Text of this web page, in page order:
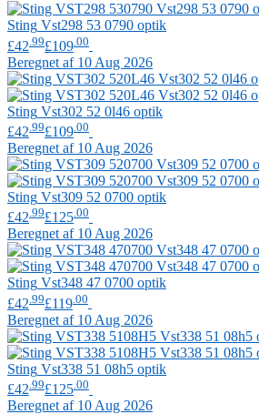
Sting Vst298 53 0790 optik
£42 .99£109 .00
Beregnet af 10 Aug 2026
Sting Vst302 52 0l46 optik
£42 .99£109 .00
Beregnet af 10 Aug 2026
Sting Vst309 52 0700 optik
£42 .99£125 .00
Beregnet af 10 Aug 2026
Sting Vst348 47 0700 optik
£42 .99£119 .00
Beregnet af 10 Aug 2026
Sting Vst338 51 08h5 optik
£42 .99£125 .00
Beregnet af 10 Aug 2026